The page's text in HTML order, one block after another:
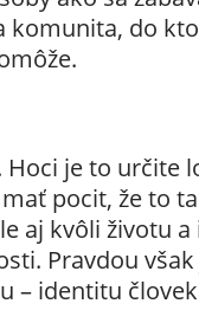
komunita, do
je to určite
pocit, že to
aj kvôli životu
Pravdou
– identitu